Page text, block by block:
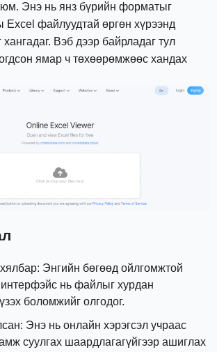
юм. Энэ нь янз бүрийн форматыг
Excel файлуудтай өргөн хүрээнд
Вэб дээр байрладаг тул
ямар ч төхөөрөмжөөс хандах
Энгийн бөгөөд ойлгомжтой
интерфэйс нь файлыг хурдан
боломжийг олгодог.
Энэ нь онлайн хэрэгсэл учраас
суулгах шаардлагагүйгээр ашиглах